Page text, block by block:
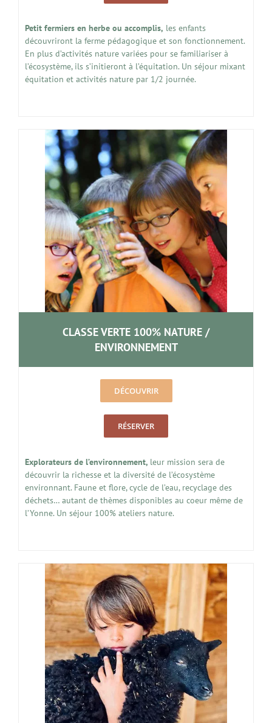
Petit fermiers en herbe ou accomplis, les enfants
découvriront la ferme pédagogique et son fonctionnement.
En plus d’activités nature variées pour se familiariser à
l’écosystème, ils s’initieront à l’équitation. Un séjour mixant
équitation et activités nature par 1/2 journée.
CLASSE VERTE 100% NATURE /
ENVIRONNEMENT
DÉCOUVRIR
RÉSERVER
Explorateurs de l’environnement, leur mission sera de
découvrir la richesse et la diversité de l’écosystème
environnant. Faune et flore, cycle de l’eau, recyclage des
déchets… autant de thèmes disponibles au coeur même de
l’Yonne. Un séjour 100% ateliers nature.